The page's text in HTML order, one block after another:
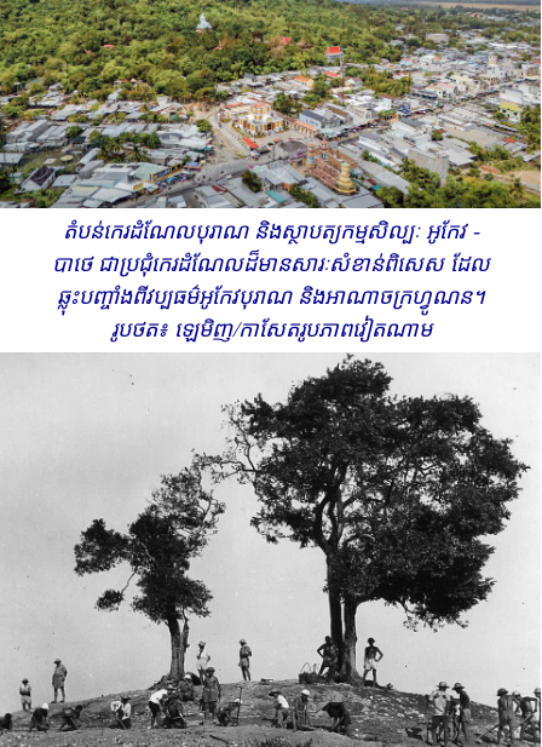
តំបន់កេរដំណែលបុរាណ និងស្ថាបត្យកម្មសិល្បៈ អូកែវ -
បាថេ ជាប្រជុំ​កេរដំណែលដ៏មានសារៈសំខាន់ពិសេស ដែល
ឆ្លុះបញ្ចាំងពីវប្បធម៌អូកែវបុរាណ និងអាណាចក្រហ្វូណន​។
រូបថត៖ ឡេមិញ​​/កាសែតរូបភាពវៀតណាម